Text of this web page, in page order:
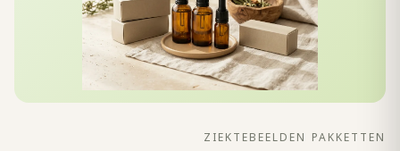
ZIEKTEBEELDEN PAKKETTEN